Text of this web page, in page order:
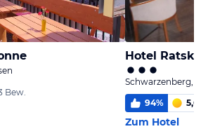
Bew.
Hotel
Schwarzenberg,
94% 5,6
Zum Hotel